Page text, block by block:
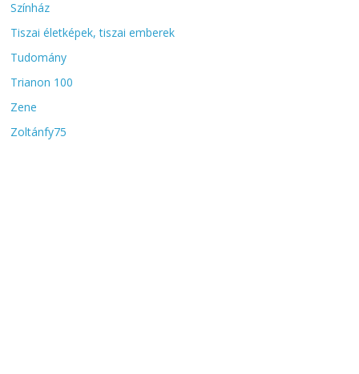
Színház
Tiszai életképek, tiszai emberek
Tudomány
Trianon 100
Zene
Zoltánfy75